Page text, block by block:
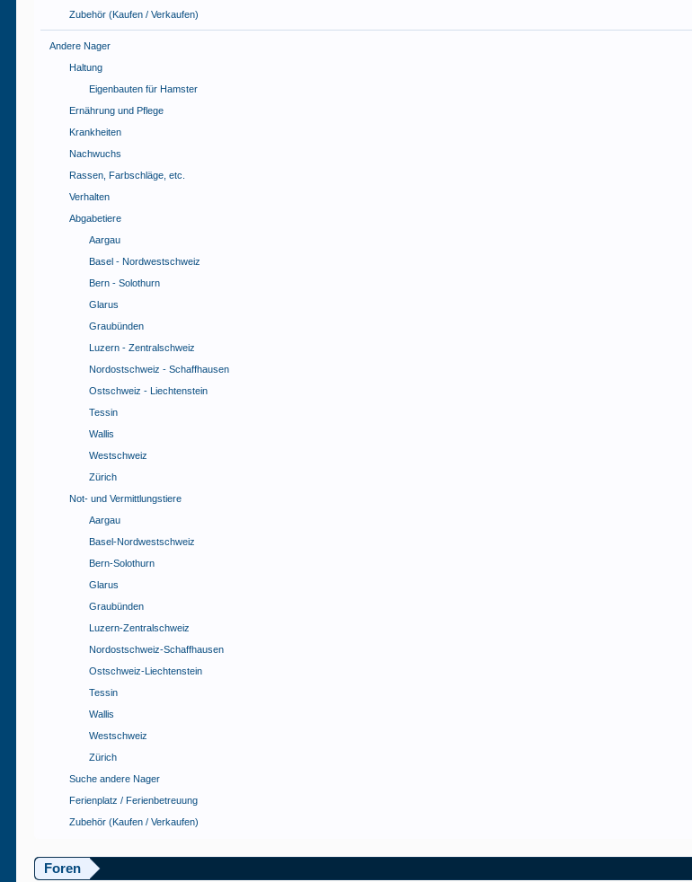
Zubehör (Kaufen / Verkaufen)
Andere Nager
Haltung
Eigenbauten für Hamster
Ernährung und Pflege
Krankheiten
Nachwuchs
Rassen, Farbschläge, etc.
Verhalten
Abgabetiere
Aargau
Basel - Nordwestschweiz
Bern - Solothurn
Glarus
Graubünden
Luzern - Zentralschweiz
Nordostschweiz - Schaffhausen
Ostschweiz - Liechtenstein
Tessin
Wallis
Westschweiz
Zürich
Not- und Vermittlungstiere
Aargau
Basel-Nordwestschweiz
Bern-Solothurn
Glarus
Graubünden
Luzern-Zentralschweiz
Nordostschweiz-Schaffhausen
Ostschweiz-Liechtenstein
Tessin
Wallis
Westschweiz
Zürich
Suche andere Nager
Ferienplatz / Ferienbetreuung
Zubehör (Kaufen / Verkaufen)
Foren